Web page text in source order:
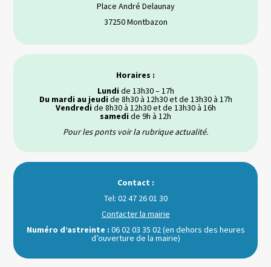
Place André Delaunay
37250 Montbazon
Horaires :
Lundi de 13h30 – 17h
Du mardi au jeudi de 8h30 à 12h30 et de 13h30 à 17h
Vendredi de 8h30 à 12h30 et de 13h30 à 16h
samedi de 9h à 12h
Pour les ponts voir la rubrique actualité.
Contact :
Tel: 02 47 26 01 30
Contacter la mairie
Numéro d’astreinte : 06 02 03 35 02 (en dehors des heures
d’ouverture de la mairie)